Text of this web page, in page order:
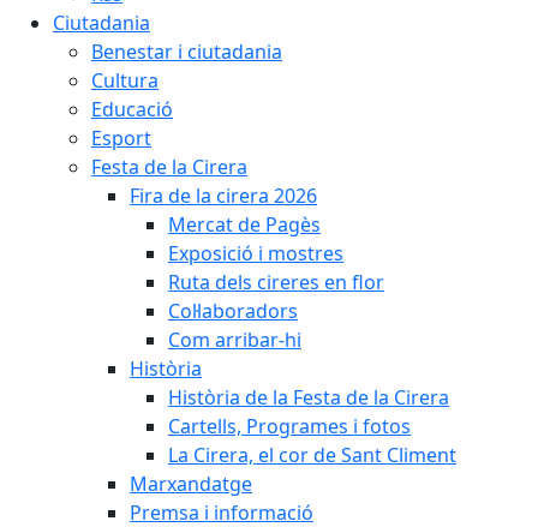
Ciutadania
Benestar i ciutadania
Cultura
Educació
Esport
Festa de la Cirera
Fira de la cirera 2026
Mercat de Pagès
Exposició i mostres
Ruta dels cireres en flor
Col·laboradors
Com arribar-hi
Història
Història de la Festa de la Cirera
Cartells, Programes i fotos
La Cirera, el cor de Sant Climent
Marxandatge
Premsa i informació